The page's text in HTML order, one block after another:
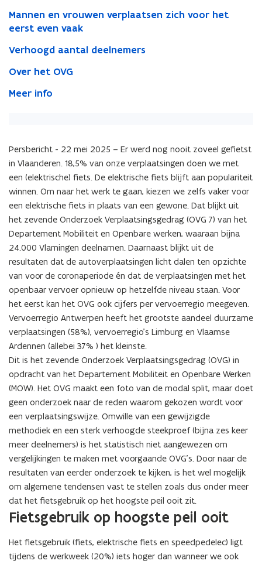
Mannen en vrouwen verplaatsen zich voor het
eerst even vaak
Verhoogd aantal deelnemers
Over het OVG
Meer info
Persbericht - 22 mei 2025 – Er werd nog nooit zoveel gefietst
in Vlaanderen. 18,5% van onze verplaatsingen doen we met
een (elektrische) fiets. De elektrische fiets blijft aan populariteit
winnen. Om naar het werk te gaan, kiezen we zelfs vaker voor
een elektrische fiets in plaats van een gewone. Dat blijkt uit
het zevende Onderzoek Verplaatsingsgedrag (OVG 7) van het
Departement Mobiliteit en Openbare werken, waaraan bijna
24.000 Vlamingen deelnamen. Daarnaast blijkt uit de
resultaten dat de autoverplaatsingen licht dalen ten opzichte
van voor de coronaperiode én dat de verplaatsingen met het
openbaar vervoer opnieuw op hetzelfde niveau staan. Voor
het eerst kan het OVG ook cijfers per vervoerregio meegeven.
Vervoerregio Antwerpen heeft het grootste aandeel duurzame
verplaatsingen (58%), vervoerregio’s Limburg en Vlaamse
Ardennen (allebei 37% ) het kleinste.
Dit is het zevende Onderzoek Verplaatsingsgedrag (OVG) in
opdracht van het Departement Mobiliteit en Openbare Werken
(MOW). Het OVG maakt een foto van de modal split, maar doet
geen onderzoek naar de reden waarom gekozen wordt voor
een verplaatsingswijze. Omwille van een gewijzigde
methodiek en een sterk verhoogde steekproef (bijna zes keer
meer deelnemers) is het statistisch niet aangewezen om
vergelijkingen te maken met voorgaande OVG’s. Door naar de
resultaten van eerder onderzoek te kijken, is het wel mogelijk
om algemene tendensen vast te stellen zoals dus onder meer
dat het fietsgebruik op het hoogste peil ooit zit.
Fietsgebruik op hoogste peil ooit
Het fietsgebruik (fiets, elektrische fiets en speedpedelec) ligt
tijdens de werkweek (20%) iets hoger dan wanneer we ook